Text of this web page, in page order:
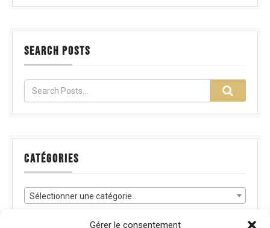
Gérer le consentement
SEARCH POSTS
CATÉGORIES
Sélectionner une catégorie